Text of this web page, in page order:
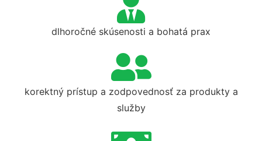
dlhoročné skúsenosti a bohatá prax
korektný prístup a zodpovednosť za produkty a
služby